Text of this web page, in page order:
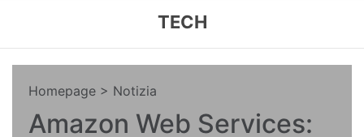
TECH
Homepage > Notizia
Amazon Web Services: